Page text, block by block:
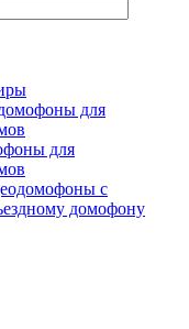
для
для
с
домофону